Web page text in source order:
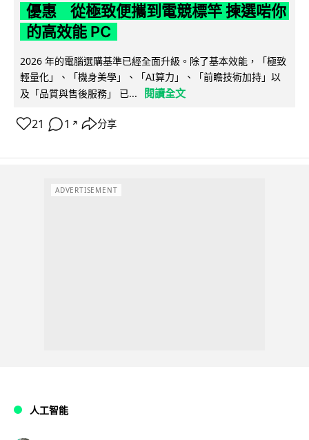
優惠 從極致便攜到電競標竿 揀選啱你
的高效能 PC
2026 年的電腦選購基準已經全面升級。除了基本效能，「極致
輕量化」、「機身美學」、「AI算力」、「前瞻技術加持」以
及「品質與售後服務」 已...
閱讀全文
21 1 ↗ 分享
ADVERTISEMENT
人工智能